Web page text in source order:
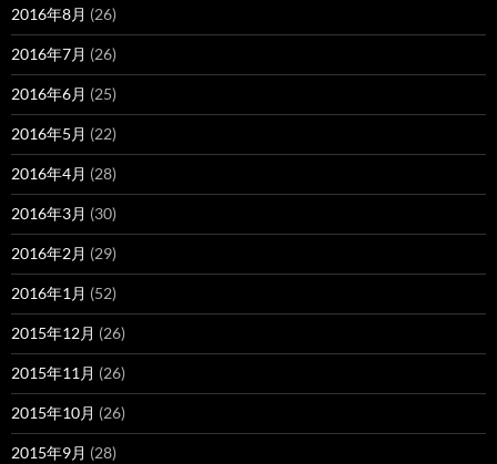
2016年8月 (26)
2016年7月 (26)
2016年6月 (25)
2016年5月 (22)
2016年4月 (28)
2016年3月 (30)
2016年2月 (29)
2016年1月 (52)
2015年12月 (26)
2015年11月 (26)
2015年10月 (26)
2015年9月 (28)